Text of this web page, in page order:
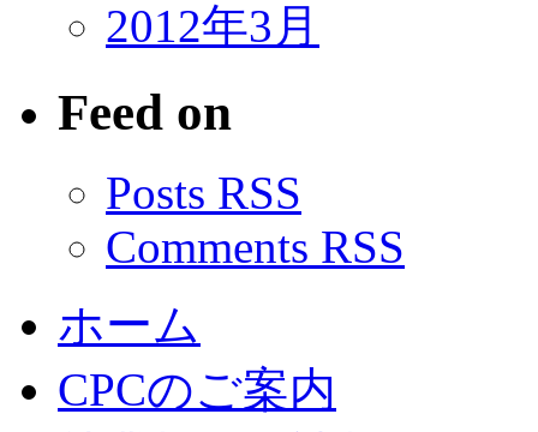
2012年3月
Feed on
Posts RSS
Comments RSS
ホーム
CPCのご案内